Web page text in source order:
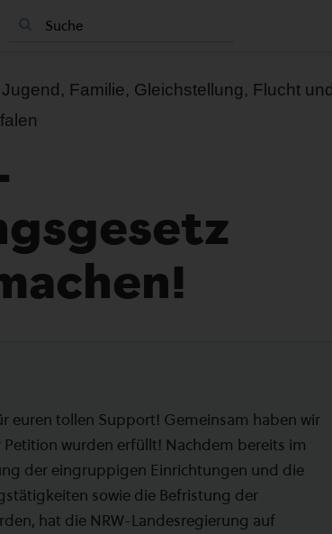
Familie, Gleichstellung, Flucht und
euren tollen Support! Gemeinsam haben wir
wurden erfüllt! Nachdem bereits im
der eingruppigen Einrichtungen und die
sowie die Befristung der
hat die NRW-Landesregierung auf